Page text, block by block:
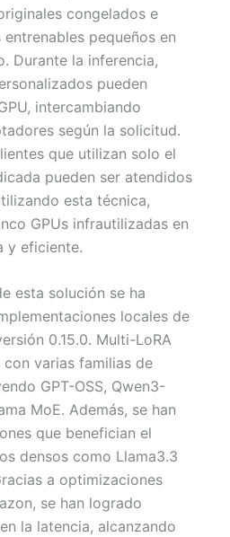
congelados e
pequeños en
Durante la inferencia,
pueden
intercambiando
según la solicitud.
que utilizan solo el
pueden ser atendidos
esta técnica,
GPUs infrautilizadas en
y eficiente.
esta solución se ha
locales de
0.15.0. Multi-LoRA
varias familias de
GPT-OSS, Qwen3-
MoE. Además, se han
que benefician el
densos como Llama3.3
a optimizaciones
se han logrado
la latencia, alcanzando